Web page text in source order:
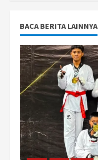
BACA BERITA LAINNYA